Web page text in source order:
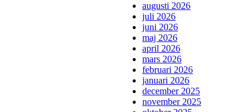
augusti 2026
juli 2026
juni 2026
maj 2026
april 2026
mars 2026
februari 2026
januari 2026
december 2025
november 2025